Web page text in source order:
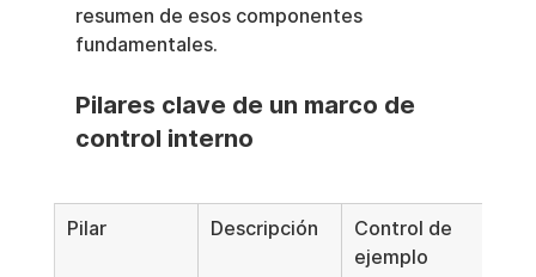
resumen de esos componentes
fundamentales.
Pilares clave de un marco de
control interno
Pilar Descripción
Control de
ejemplo